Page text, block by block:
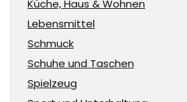
Küche, Haus & Wohnen
Lebensmittel
Schmuck
Schuhe und Taschen
Spielzeug